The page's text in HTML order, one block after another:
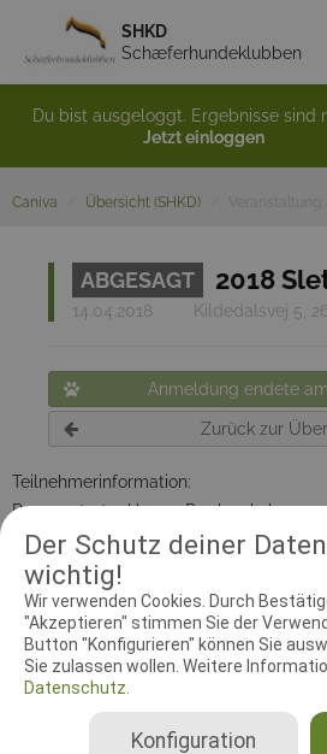
Der Schutz deiner
wichtig!
Wir verwenden Cookies. Durch
"Akzeptieren" stimmen Sie der
Button "Konfigurieren" können Sie
Sie zulassen wollen. Weitere
Datenschutz.
Konfiguration
SHKD
Schæferhundeklubben
Du bist ausgeloggt. Ergebnisse sind
Jetzt einloggen
Caniva Übersicht (SHKD)
ABGESAGT 2018
14.04.2018 Kildedalsvej 5,
Anmeldung endete
Zurück zur
Teilnehmerinformation:
Prøven starter kl 9,00 Der kan købes
RICHTER UND HELFER
Leistungsrichter
Lene Carlson